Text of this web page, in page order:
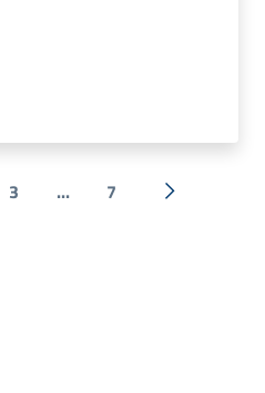
3 ... 7 Successiva